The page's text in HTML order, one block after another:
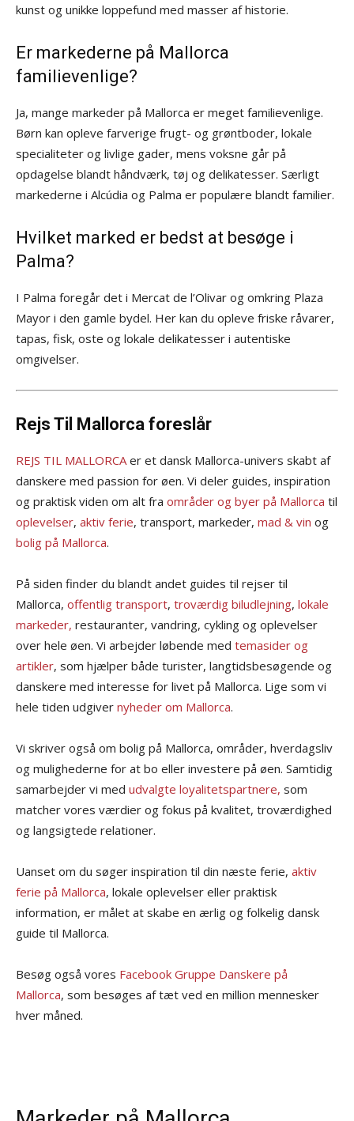
kunst og unikke loppefund med masser af historie.
Er markederne på Mallorca
familievenlige?
Ja, mange markeder på Mallorca er meget familievenlige.
Børn kan opleve farverige frugt- og grøntboder, lokale
specialiteter og livlige gader, mens voksne går på
opdagelse blandt håndværk, tøj og delikatesser. Særligt
markederne i Alcúdia og Palma er populære blandt familier.
Hvilket marked er bedst at besøge i
Palma?
I Palma foregår det i Mercat de l’Olivar og omkring Plaza
Mayor i den gamle bydel. Her kan du opleve friske råvarer,
tapas, fisk, oste og lokale delikatesser i autentiske
omgivelser.
Rejs Til Mallorca foreslår
REJS TIL MALLORCA er et dansk Mallorca-univers skabt af
danskere med passion for øen. Vi deler guides, inspiration
og praktisk viden om alt fra områder og byer på Mallorca til
oplevelser, aktiv ferie, transport, markeder, mad & vin og
bolig på Mallorca.
På siden finder du blandt andet guides til rejser til
Mallorca, offentlig transport, troværdig biludlejning, lokale
markeder, restauranter, vandring, cykling og oplevelser
over hele øen. Vi arbejder løbende med temasider og
artikler, som hjælper både turister, langtidsbesøgende og
danskere med interesse for livet på Mallorca. Lige som vi
hele tiden udgiver nyheder om Mallorca.
Vi skriver også om bolig på Mallorca, områder, hverdagsliv
og mulighederne for at bo eller investere på øen. Samtidig
samarbejder vi med udvalgte loyalitetspartnere, som
matcher vores værdier og fokus på kvalitet, troværdighed
og langsigtede relationer.
Uanset om du søger inspiration til din næste ferie, aktiv
ferie på Mallorca, lokale oplevelser eller praktisk
information, er målet at skabe en ærlig og folkelig dansk
guide til Mallorca.
Besøg også vores Facebook Gruppe Danskere på
Mallorca, som besøges af tæt ved en million mennesker
hver måned.